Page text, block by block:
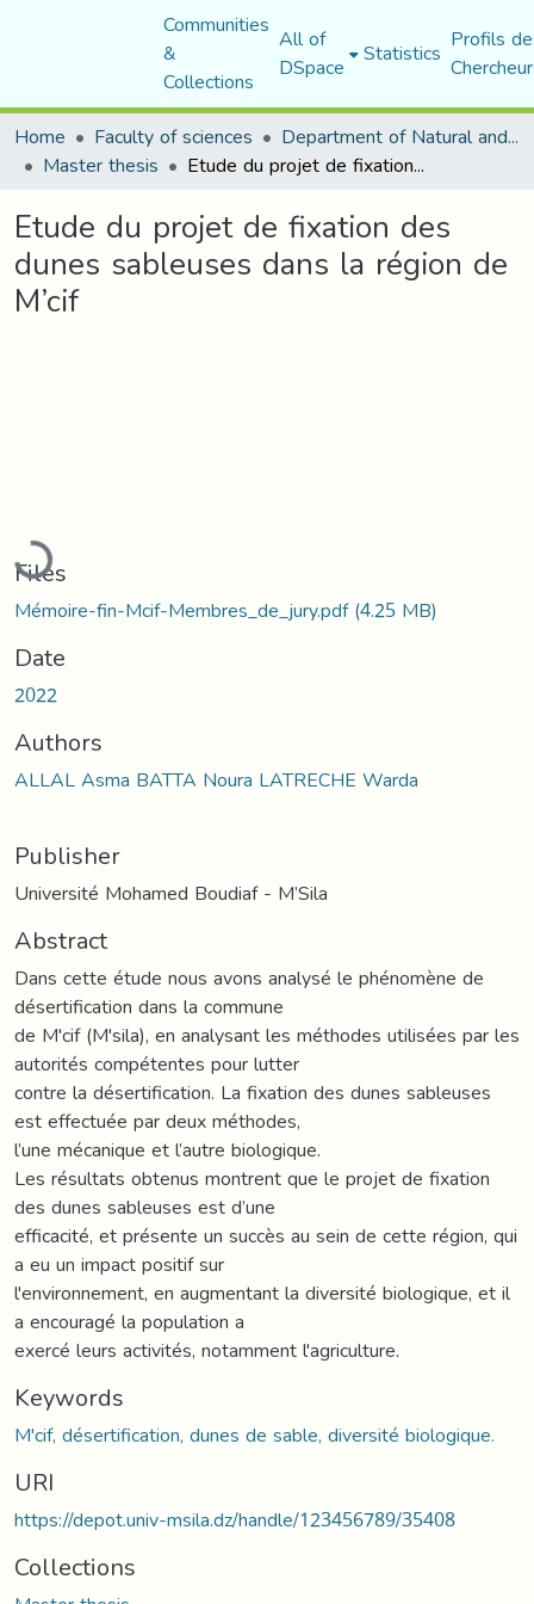
Communities
&
Collections
All of
DSpace Statistics Profils
Home
Faculty of sciences Department of Natural and Life Sciences
Master thesis Etude du projet de fixation des dunes sableuses dans la région de M’cif
Etude du projet de fixation des
dunes sableuses dans la région de
M’cif
Loading...
Files
Mémoire-fin-Mcif-Membres_de_jury.pdf(4.25 MB)
Date
2022
Authors
ALLAL Asma BATTA Noura LATRECHE Warda
Publisher
Université Mohamed Boudiaf - M’Sila
Abstract
Dans cette étude nous avons analysé le phénomène de
désertification dans la commune
de M'cif (M'sila), en analysant les méthodes utilisées par les
autorités compétentes pour lutter
contre la désertification. La fixation des dunes sableuses
est effectuée par deux méthodes,
l’une mécanique et l’autre biologique.
Les résultats obtenus montrent que le projet de fixation
des dunes sableuses est d’une
efficacité, et présente un succès au sein de cette région, qui
a eu un impact positif sur
l'environnement, en augmentant la diversité biologique, et il
a encouragé la population a
exercé leurs activités, notamment l'agriculture.
Keywords
M'cif, désertification, dunes de sable, diversité biologique.
URI
https://depot.univ-msila.dz/handle/123456789/35408
Collections